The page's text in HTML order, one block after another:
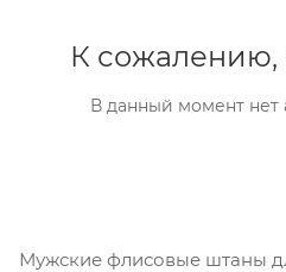
К сожалению,
В данный момент нет
Мужские флисовые штаны